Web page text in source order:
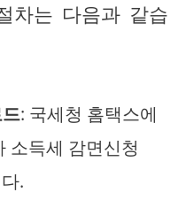
차는 다음과 같습
: 국세청 홈택스에
소득세 감면신청
.